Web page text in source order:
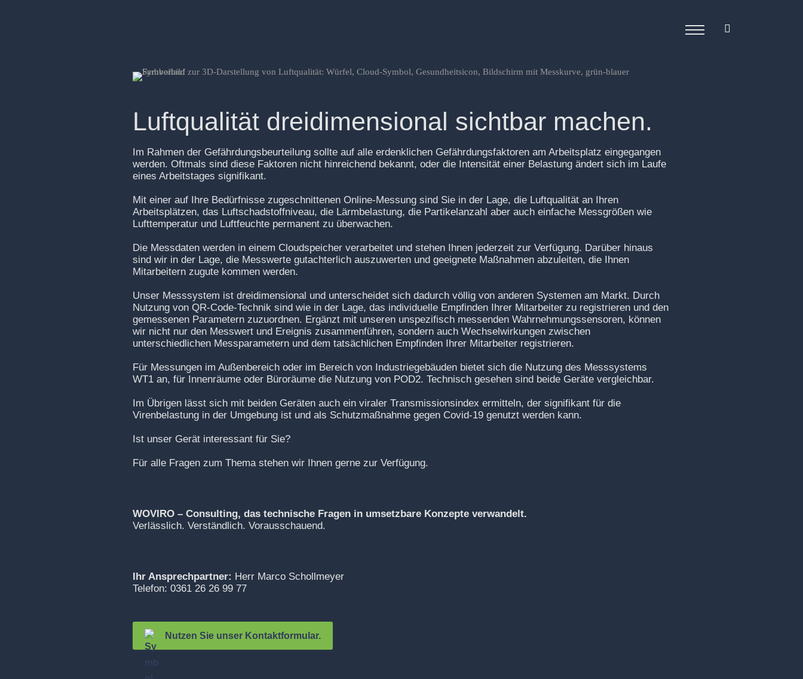
Luftqualität dreidimensional sichtbar machen.
Im Rahmen der Gefährdungsbeurteilung sollte auf alle erdenklichen Gefährdungsfaktoren am Arbeitsplatz eingegangen
werden. Oftmals sind diese Faktoren nicht hinreichend bekannt, oder die Intensität einer Belastung ändert sich im Laufe
eines Arbeitstages signifikant.
Mit einer auf Ihre Bedürfnisse zugeschnittenen Online-Messung sind Sie in der Lage, die Luftqualität an Ihren
Arbeitsplätzen, das Luftschadstoffniveau, die Lärmbelastung, die Partikelanzahl aber auch einfache Messgrößen wie
Lufttemperatur und Luftfeuchte permanent zu überwachen.
Die Messdaten werden in einem Cloudspeicher verarbeitet und stehen Ihnen jederzeit zur Verfügung. Darüber hinaus
sind wir in der Lage, die Messwerte gutachterlich auszuwerten und geeignete Maßnahmen abzuleiten, die Ihnen
Mitarbeitern zugute kommen werden.
Unser Messsystem ist dreidimensional und unterscheidet sich dadurch völlig von anderen Systemen am Markt. Durch
Nutzung von QR-Code-Technik sind wie in der Lage, das individuelle Empfinden Ihrer Mitarbeiter zu registrieren und den
gemessenen Parametern zuzuordnen. Ergänzt mit unseren unspezifisch messenden Wahrnehmungssensoren, können
wir nicht nur den Messwert und Ereignis zusammenführen, sondern auch Wechselwirkungen zwischen
unterschiedlichen Messparametern und dem tatsächlichen Empfinden Ihrer Mitarbeiter registrieren.
Für Messungen im Außenbereich oder im Bereich von Industriegebäuden bietet sich die Nutzung des Messsystems
WT1 an, für Innenräume oder Büroräume die Nutzung von POD2. Technisch gesehen sind beide Geräte vergleichbar.
Im Übrigen lässt sich mit beiden Geräten auch ein viraler Transmissionsindex ermitteln, der signifikant für die
Virenbelastung in der Umgebung ist und als Schutzmaßnahme gegen Covid-19 genutzt werden kann.
Ist unser Gerät interessant für Sie?
Für alle Fragen zum Thema stehen wir Ihnen gerne zur Verfügung.
WOVIRO – Consulting, das technische Fragen in umsetzbare Konzepte verwandelt.
Verlässlich. Verständlich. Vorausschauend.
Ihr Ansprechpartner: Herr Marco Schollmeyer
Telefon: 0361 26 26 99 77
Nutzen Sie unser Kontaktformular.